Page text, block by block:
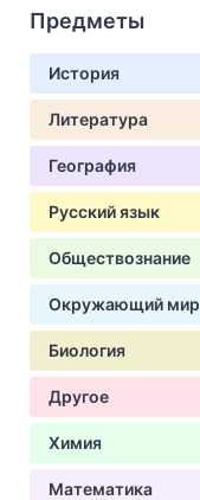
Предметы
История
Литература
География
Русский язык
Обществознание
Окружающий мир
Биология
Другое
Химия
Математика